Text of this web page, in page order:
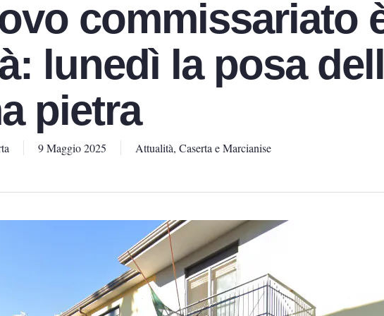
commissariato
lunedì la posa
pietra
9 Maggio 2025 Attualità, Caserta e Marcianise